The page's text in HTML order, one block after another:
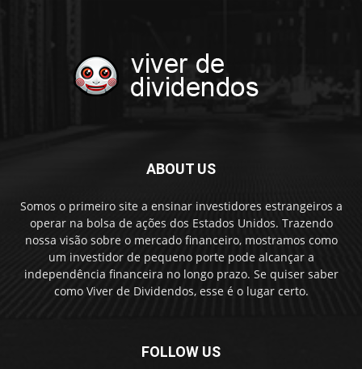
ABOUT US
Somos o primeiro site a ensinar investidores estrangeiros a
operar na bolsa de ações dos Estados Unidos. Trazendo
nossa visão sobre o mercado financeiro, mostramos como
um investidor de pequeno porte pode alcançar a
independência financeira no longo prazo. Se quiser saber
como Viver de Dividendos, esse é o lugar certo.
FOLLOW US